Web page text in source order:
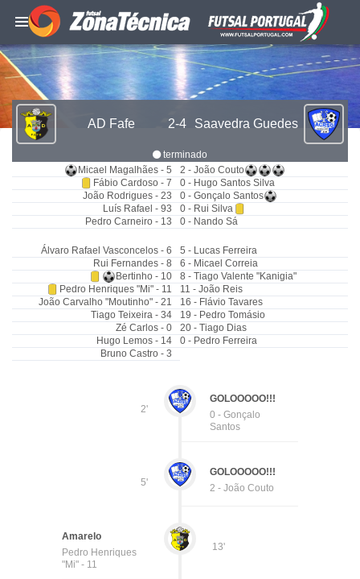
AD Fafe 2-4 Saavedra Guedes
terminado
Micael Magalhães - 5
Fábio Cardoso - 7
João Rodrigues - 23
Luís Rafael - 93
Pedro Carneiro - 13
2 - João Couto
0 - Hugo Santos Silva
0 - Gonçalo Santos
0 - Rui Silva
0 - Nando Sá
Álvaro Rafael Vasconcelos - 6
Rui Fernandes - 8
Bertinho - 10
Pedro Henriques "Mi" - 11
João Carvalho "Moutinho" - 21
Tiago Teixeira - 34
Zé Carlos - 0
Hugo Lemos - 14
Bruno Castro - 3
5 - Lucas Ferreira
6 - Micael Correia
8 - Tiago Valente "Kanigia"
11 - João Reis
16 - Flávio Tavares
19 - Pedro Tomásio
20 - Tiago Dias
0 - Pedro Ferreira
2'
GOLOOOOO!!!
0 - Gonçalo
Santos
5'
GOLOOOOO!!!
2 - João Couto
13'
Amarelo
Pedro Henriques
"Mi" - 11